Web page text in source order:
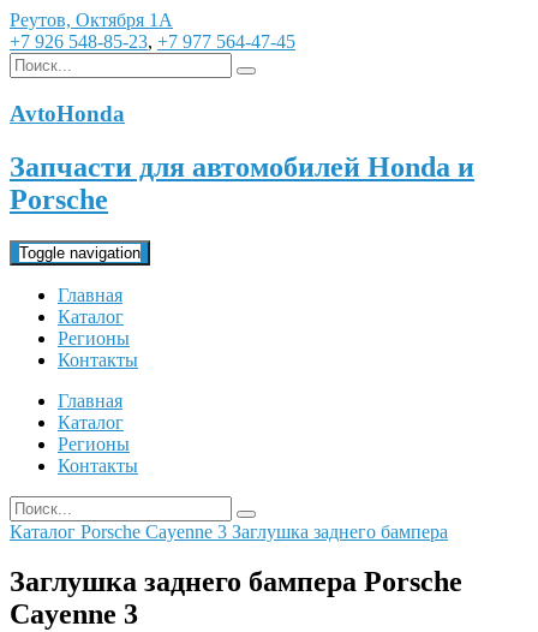
Реутов, Октября 1А
+7 926 548-85-23, +7 977 564-47-45
AvtoHonda
Запчасти для автомобилей Honda и
Porsche
Toggle navigation
Главная
Каталог
Регионы
Контакты
Главная
Каталог
Регионы
Контакты
Каталог Porsche Cayenne 3 Заглушка заднего бампера
Заглушка заднего бампера Porsche
Cayenne 3